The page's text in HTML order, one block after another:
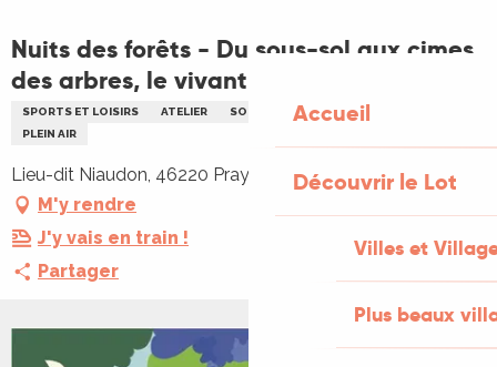
Accueil
Découvrir le Lot
Villes et
Plus beaux
Nuits des forêts - Du sous-sol aux cimes
des arbres, le vivant dans tous ses états
SPORTS ET LOISIRS ATELIER SORTIE NATURE
ENVIRONNEMENT
PLEIN AIR
Lieu-dit Niaudon, 46220 Prayssac
M'y rendre
J'y vais en train !
Partager